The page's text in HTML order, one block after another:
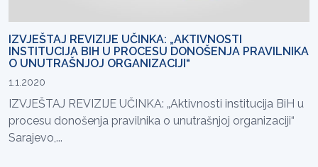
IZVJEŠTAJ REVIZIJE UČINKA: „AKTIVNOSTI
INSTITUCIJA BIH U PROCESU DONOŠENJA PRAVILNIKA
O UNUTRAŠNJOJ ORGANIZACIJI“
1.1.2020
IZVJEŠTAJ REVIZIJE UČINKA: „Aktivnosti institucija BiH u
procesu donošenja pravilnika o unutrašnjoj organizaciji“
Sarajevo,...